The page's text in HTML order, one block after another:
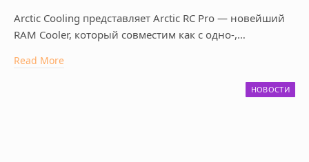
Arctic Cooling представляет Arctic RC Pro — новейший
RAM Cooler, который совместим как с одно-,…
Read More
НОВОСТИ